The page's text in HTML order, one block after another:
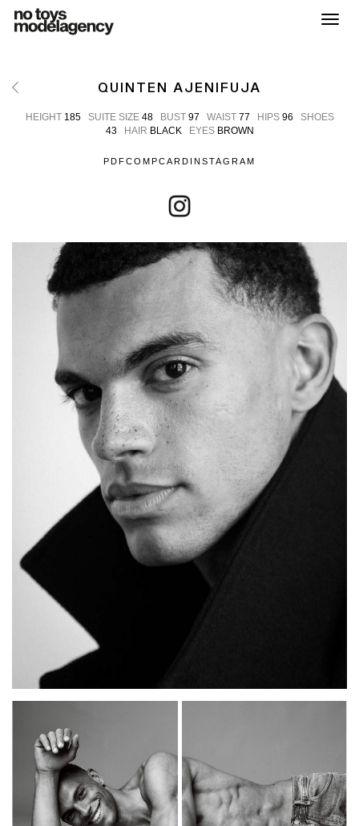
QUINTEN AJENIFUJA
HEIGHT185 SUITE SIZE48 BUST97 WAIST77 HIPS96
SHOES
43
HAIR BLACK EYESBROWN
PDFCOMPCARD INSTAGRAM